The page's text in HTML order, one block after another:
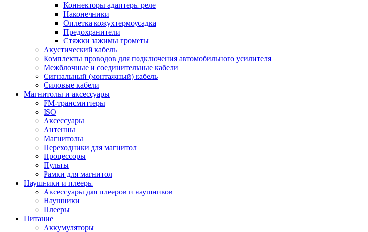
Коннекторы адаптеры реле
Наконечники
Оплетка кожухтермоусадка
Предохранители
Стяжки зажимы грометы
Акустический кабель
Комплекты проводов для подключения автомобильного усилителя
Межблочные и соединительные кабели
Сигнальный (монтажный) кабель
Силовые кабели
Магнитолы и аксессуары
FM-трансмиттеры
ISO
Аксессуары
Антенны
Магнитолы
Переходники для магнитол
Процессоры
Пульты
Рамки для магнитол
Наушники и плееры
Аксессуары для плееров и наушников
Наушники
Плееры
Питание
Аккумуляторы